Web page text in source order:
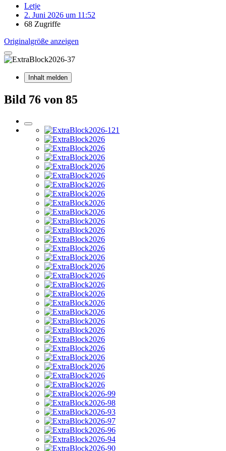
Letje
2. Juni 2026 um 11:52
68 Zugriffe
Originalgröße anzeigen
Inhalt melden
Bild 76 von 85